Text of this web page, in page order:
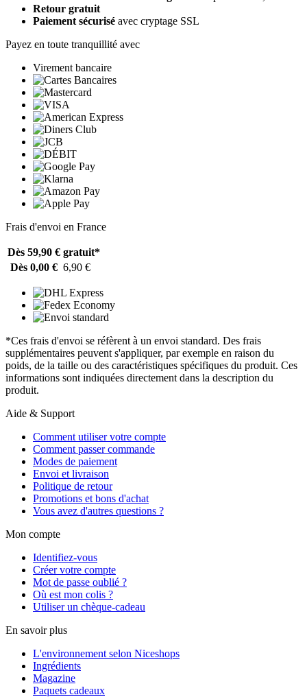
Retour gratuit
Paiement sécurisé avec cryptage SSL
Payez en toute tranquillité avec
Virement bancaire
Frais d'envoi en France
Dès 59,90 € gratuit*
Dès 0,00 € 6,90 €
*Ces frais d'envoi se réfèrent à un envoi standard. Des frais
supplémentaires peuvent s'appliquer, par exemple en raison du
poids, de la taille ou des caractéristiques spécifiques du produit. Ces
informations sont indiquées directement dans la description du
produit.
Aide & Support
Comment utiliser votre compte
Comment passer commande
Modes de paiement
Envoi et livraison
Politique de retour
Promotions et bons d'achat
Vous avez d'autres questions ?
Mon compte
Identifiez-vous
Créer votre compte
Mot de passe oublié ?
Où est mon colis ?
Utiliser un chèque-cadeau
En savoir plus
L'environnement selon Niceshops
Ingrédients
Magazine
Paquets cadeaux